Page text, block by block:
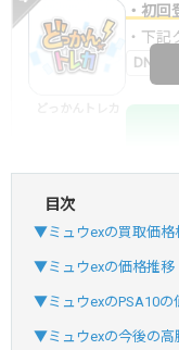
・初回
・下
おりパンダ
・新規
目次
▼ミュウexの買取価格
▼ミュウexの価格推移
▼ミュウexのPSA10の
▼ミュウexの今後の高